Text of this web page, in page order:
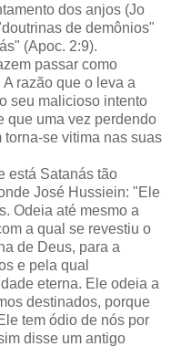
dos anjos (Jo
de demônios"
(Apoc. 2:9).
passar como
razão que o leva a
seu malicioso intento
que uma vez perdendo
torna-se vitima nas suas
está Satanás tão
José Hussiein: "Ele
Odeia até mesmo a
a qual se revestiu o
de Deus, para a
e pela qual
eterna. Ele odeia a
destinados, porque
tem ódio de nós por
disse um antigo